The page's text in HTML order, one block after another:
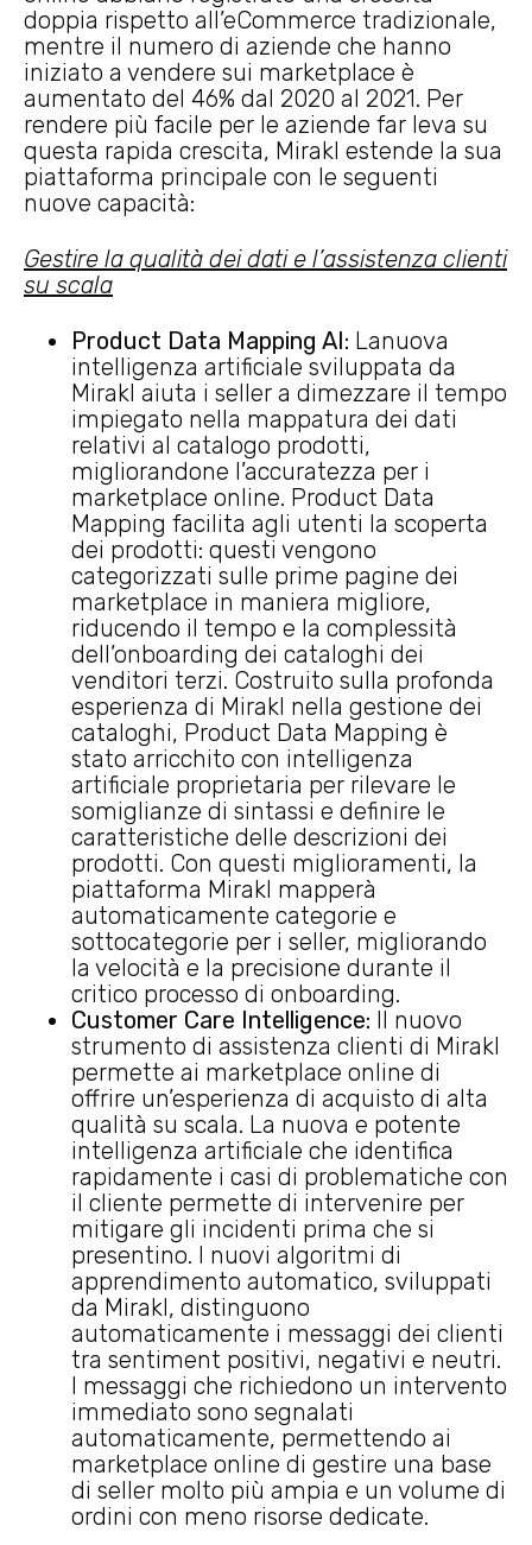
doppia rispetto all’eCommerce tradizionale,
mentre il numero di aziende che hanno
iniziato a vendere sui marketplace è
aumentato del 46% dal 2020 al 2021. Per
rendere più facile per le aziende far leva su
questa rapida crescita, Mirakl estende la sua
piattaforma principale con le seguenti
nuove capacità:
Gestire la qualità dei dati e l’assistenza clienti
su scala
Product Data Mapping AI: Lanuova
intelligenza artificiale sviluppata da
Mirakl aiuta i seller a dimezzare il tempo
impiegato nella mappatura dei dati
relativi al catalogo prodotti,
migliorandone l’accuratezza per i
marketplace online. Product Data
Mapping facilita agli utenti la scoperta
dei prodotti: questi vengono
categorizzati sulle prime pagine dei
marketplace in maniera migliore,
riducendo il tempo e la complessità
dell’onboarding dei cataloghi dei
venditori terzi. Costruito sulla profonda
esperienza di Mirakl nella gestione dei
cataloghi, Product Data Mapping è
stato arricchito con intelligenza
artificiale proprietaria per rilevare le
somiglianze di sintassi e definire le
caratteristiche delle descrizioni dei
prodotti. Con questi miglioramenti, la
piattaforma Mirakl mapperà
automaticamente categorie e
sottocategorie per i seller, migliorando
la velocità e la precisione durante il
critico processo di onboarding.
Customer Care Intelligence: Il nuovo
strumento di assistenza clienti di Mirakl
permette ai marketplace online di
offrire un’esperienza di acquisto di alta
qualità su scala. La nuova e potente
intelligenza artificiale che identifica
rapidamente i casi di problematiche con
il cliente permette di intervenire per
mitigare gli incidenti prima che si
presentino. I nuovi algoritmi di
apprendimento automatico, sviluppati
da Mirakl, distinguono
automaticamente i messaggi dei clienti
tra sentiment positivi, negativi e neutri.
I messaggi che richiedono un intervento
immediato sono segnalati
automaticamente, permettendo ai
marketplace online di gestire una base
di seller molto più ampia e un volume di
ordini con meno risorse dedicate.